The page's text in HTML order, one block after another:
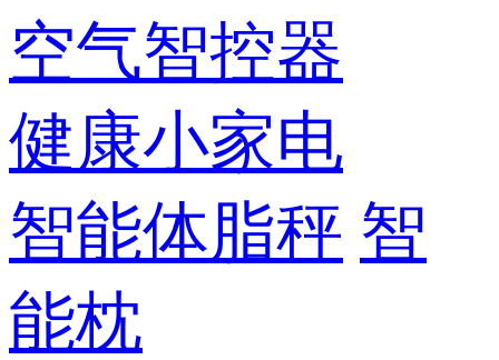
空气智控器
健康小家电
智能体脂秤 智
能枕